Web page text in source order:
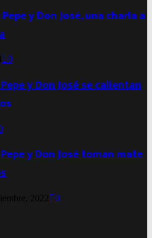
y Don José, una charla a
0
y Don José se calientan
y Don José toman mate
2022 0